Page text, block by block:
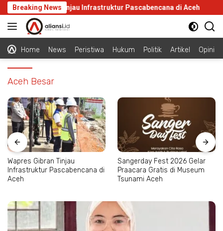
Langsung
ke
konten
Breaking News
Gibran Tinjau Infrastruktur Pascabencana di Aceh
Home News Peristiwa Hukum Politik Artikel Opini
Aceh Besar
Wapres Gibran Tinjau
Infrastruktur Pascabencana di
Aceh
Sangerday Fest 2026 Gelar
Praacara Gratis di Museum
Tsunami Aceh